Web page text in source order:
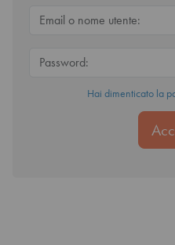
Hai dimenticato la